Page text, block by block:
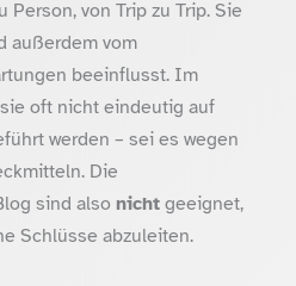
Person, von Trip zu Trip. Sie
außerdem vom
beeinflusst. Im
oft nicht eindeutig auf
werden – sei es wegen
Die
sind also nichtgeeignet,
Schlüsse abzuleiten.